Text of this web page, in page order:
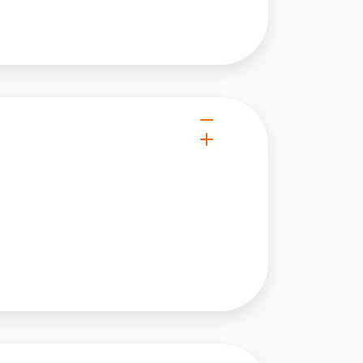
reklamowym i
podczas korzystania
w zamierzony